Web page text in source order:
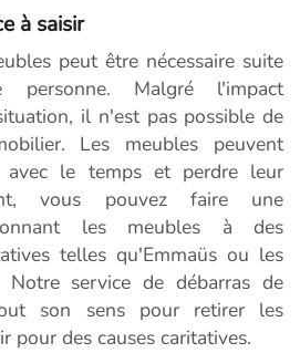
à saisir
peut être nécessaire suite
personne. Malgré l'impact
il n'est pas possible de
Les meubles peuvent
avec le temps et perdre leur
vous pouvez faire une
les meubles à des
telles qu'Emmaüs ou les
Notre service de débarras de
son sens pour retirer les
pour des causes caritatives.